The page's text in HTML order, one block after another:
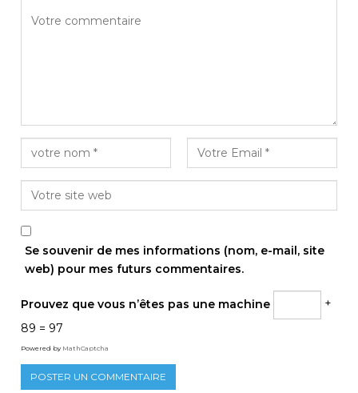
Se souvenir de mes informations (nom, e-mail, site
web) pour mes futurs commentaires.
Prouvez que vous n’êtes pas une machine
+
89 = 97
Powered by MathCaptcha